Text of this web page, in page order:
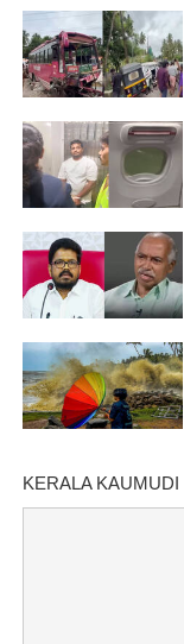
KERALA KAUMUDI